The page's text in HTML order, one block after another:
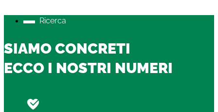
Ricerca
SIAMO CONCRETI
ECCO I NOSTRI NUMERI